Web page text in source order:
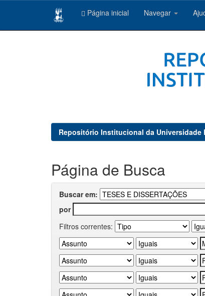
Página inicial Navegar
Repositório Institucional da Universidade
Página de Busca
Buscar em:
por
Filtros correntes: